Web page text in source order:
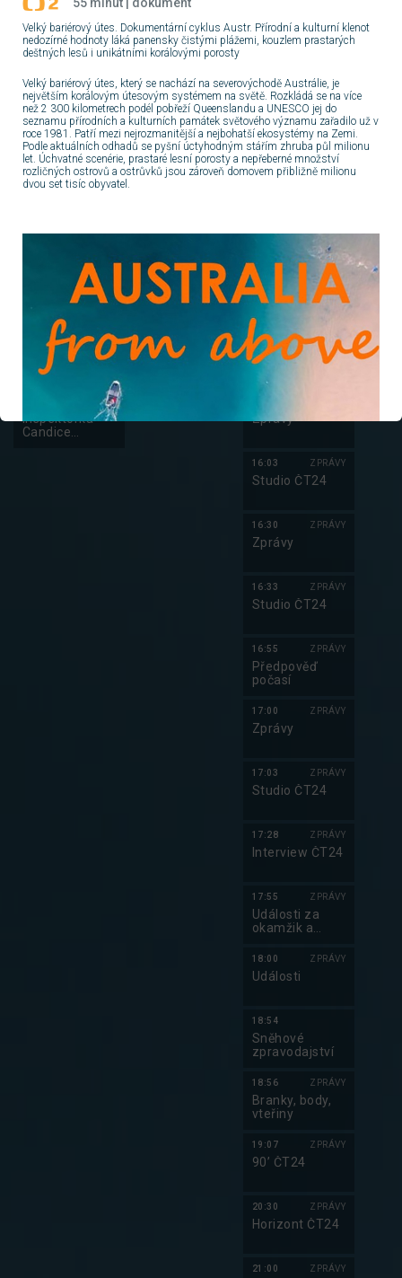
19:05
Losování
Sportky a
19:10 SERIÁL
Každý den se
rodí život
19:55 SERIÁL
Každý den se
rodí život
Všechnopárty
Výsledky
losování
Šťastných 10
21:35 ZÁBAVA
Možná přijde i
kouzelník
SERIÁL
Inspektorka
Candice
18:50 ZPRÁVY
Zprávy v
českém
jazyce
19:00
Tenkrát na
Západě
21:45 FILM
Zelňačka
Televizní klub
14:03 ZPRÁVY
Studio ČT24
14:30 ZPRÁVY
Zprávy
14:33 ZPRÁVY
Studio ČT24
Zprávy v 16
15:30 ZPRÁVY
Zprávy
15:33 ZPRÁVY
Studio ČT24
Zprávy
16:03 ZPRÁVY
Studio ČT24
16:30 ZPRÁVY
Zprávy
16:33 ZPRÁVY
Studio ČT24
16:55 ZPRÁVY
Předpověď
počasí
17:00 ZPRÁVY
Zprávy
17:03 ZPRÁVY
Studio ČT24
17:28 ZPRÁVY
Interview ČT24
17:55 ZPRÁVY
Události za
okamžik a
18:00 ZPRÁVY
Události
18:54
Sněhové
zpravodajství
18:56 ZPRÁVY
Branky, body,
vteřiny
19:07 ZPRÁVY
90’ ČT24
20:30 ZPRÁVY
Horizont ČT24
21:00 ZPRÁVY
Velký bariérový útes. Dokumentární cyklus Austr. Přírodní a kulturní klenot
nedozírné hodnoty láká panensky čistými plážemi, kouzlem prastarých
deštných lesů i unikátními korálovými porosty
Velký bariérový útes, který se nachází na severovýchodě Austrálie, je
největším korálovým útesovým systémem na světě. Rozkládá se na více
než 2 300 kilometrech podél pobřeží Queenslandu a UNESCO jej do
seznamu přírodních a kulturních památek světového významu zařadilo už v
roce 1981. Patří mezi nejrozmanitější a nejbohatší ekosystémy na Zemi.
Podle aktuálních odhadů se pyšní úctyhodným stářím zhruba půl milionu
let. Úchvatné scenérie, prastaré lesní porosty a nepřeberné množství
rozličných ostrovů a ostrůvků jsou zároveň domovem přibližně milionu
dvou set tisíc obyvatel.